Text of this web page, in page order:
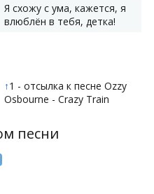
Я схожу с ума, кажется, я
влюблён в тебя, детка!
↑1 - отсылка к песне Ozzy
Osbourne - Crazy Train
песни